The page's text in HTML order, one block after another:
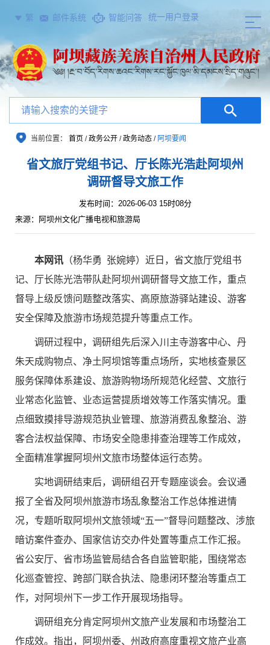
繁 邮件系统 智能问答 统一用户登录
当前位置： 首页 /政务公开 /政务动态 / 阿坝要闻
省文旅厅党组书记、厅长陈光浩赴阿坝州
调研督导文旅工作
发布时间：2026-06-03 15时08分
来源：阿坝州文化广播电视和旅游局
本网讯 （杨华勇 张婉婷）近日，省文旅厅党组书
记、厅长陈光浩带队赴阿坝州调研督导文旅工作，重点
督导上级反馈问题整改落实、高原旅游驿站建设、游客
安全保障及旅游市场规范提升等重点工作。
调研过程中，调研组先后深入川主寺游客中心、丹
朱天成购物点、净土阿坝馆等重点场所，实地核查景区
服务保障体系建设、旅游购物场所规范化经营、文旅行
业常态化监管、业态运营提质增效等工作落实情况。重
点细致摸排导游规范执业管理、旅游消费乱象整治、游
客合法权益保障、市场安全隐患排查治理等工作成效，
全面精准掌握阿坝州文旅市场整体运行态势。
实地调研结束后，调研组召开专题座谈会。会议通
报了全省及阿坝州旅游市场乱象整治工作总体推进情
况，专题听取阿坝州文旅领域“五一”督导问题整改、涉旅
暗访案件查办、国家信访交办件处置等重点工作汇报。
省公安厅、省市场监管局结合各自监管职能，围绕常态
化巡查管控、跨部门联合执法、隐患闭环整治等重点工
作，对阿坝州下一步工作开展现场指导。
调研组充分肯定阿坝州文旅产业发展和市场整治工
作成效。指出，阿坝州委、州政府高度重视文旅产业高